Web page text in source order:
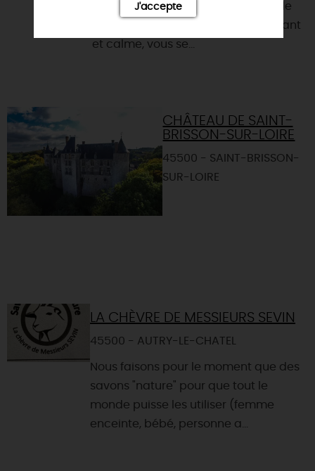
accueille dans son gîte « Au clair de
lune» . Situé dans un cadre verdoyant
et calme, vous se...
CHÂTEAU DE SAINT-
BRISSON-SUR-LOIRE
45500 - SAINT-BRISSON-
SUR-LOIRE
LA CHÈVRE DE MESSIEURS SEVIN
45500 - AUTRY-LE-CHATEL
Nous faisons pour le moment que des
savons "nature" pour que tout le
monde puisse les utiliser (femme
enceinte, bébé, personne a...
J'accepte